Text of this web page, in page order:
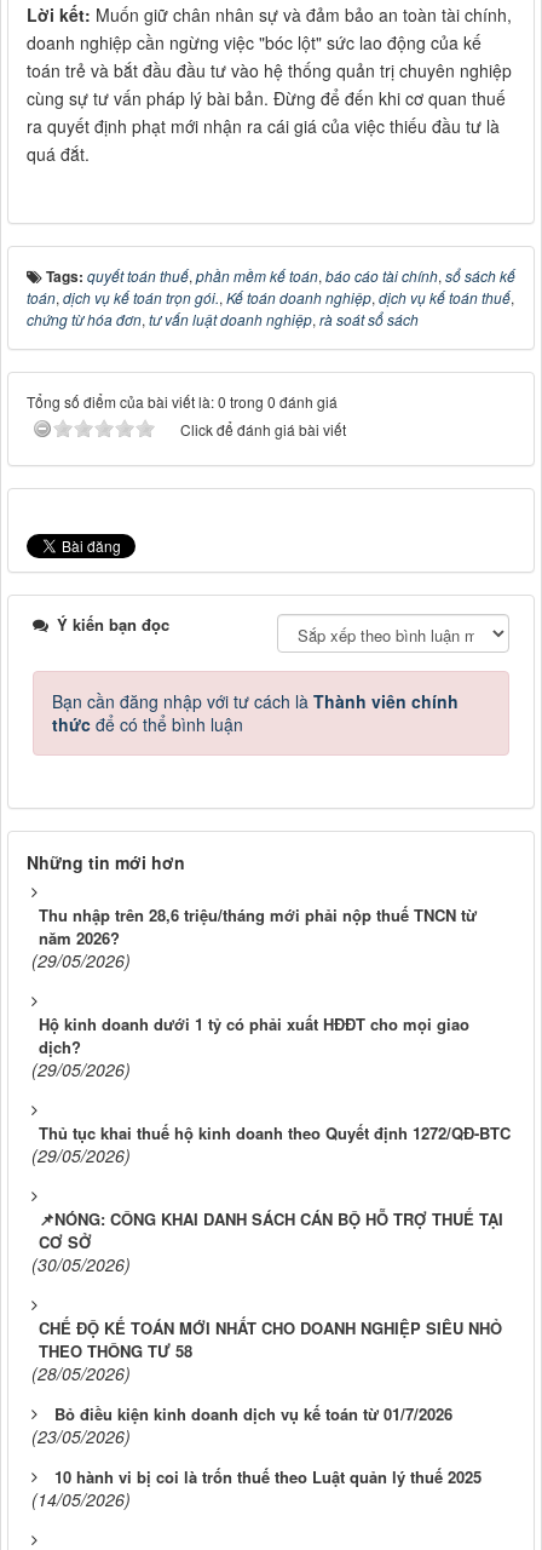
Lời kết: Muốn giữ chân nhân sự và đảm bảo an toàn tài chính,
doanh nghiệp cần ngừng việc "bóc lột" sức lao động của kế
toán trẻ và bắt đầu đầu tư vào hệ thống quản trị chuyên nghiệp
cùng sự tư vấn pháp lý bài bản. Đừng để đến khi cơ quan thuế
ra quyết định phạt mới nhận ra cái giá của việc thiếu đầu tư là
quá đắt.
Tags: quyết toán thuế, phần mềm kế toán, báo cáo tài chính, sổ sách kế
toán, dịch vụ kế toán trọn gói., Kế toán doanh nghiệp, dịch vụ kế toán thuế,
chứng từ hóa đơn, tư vấn luật doanh nghiệp, rà soát sổ sách
Tổng số điểm của bài viết là: 0 trong 0 đánh giá
Click để đánh giá bài viết
Ý kiến bạn đọc
Bạn cần đăng nhập với tư cách là Thành viên chính
thức để có thể bình luận
Những tin mới hơn
Thu nhập trên 28,6 triệu/tháng mới phải nộp thuế TNCN từ
năm 2026?
(29/05/2026)
Hộ kinh doanh dưới 1 tỷ có phải xuất HĐĐT cho mọi giao
dịch?
(29/05/2026)
Thủ tục khai thuế hộ kinh doanh theo Quyết định 1272/QĐ-BTC
(29/05/2026)
📌NÓNG: CÔNG KHAI DANH SÁCH CÁN BỘ HỖ TRỢ THUẾ TẠI
CƠ SỞ
(30/05/2026)
CHẾ ĐỘ KẾ TOÁN MỚI NHẤT CHO DOANH NGHIỆP SIÊU NHỎ
THEO THÔNG TƯ 58
(28/05/2026)
Bỏ điều kiện kinh doanh dịch vụ kế toán từ 01/7/2026
(23/05/2026)
10 hành vi bị coi là trốn thuế theo Luật quản lý thuế 2025
(14/05/2026)